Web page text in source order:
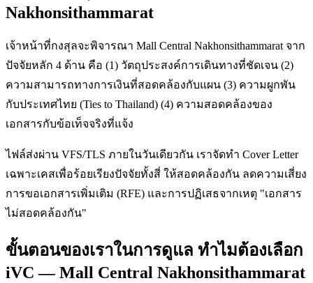
Nakhonsithammarat
เจ้าหน้าที่กงสุลจะพิจารณา Mall Central Nakhonsithammarat จาก
ปัจจัยหลัก 4 ด้าน คือ (1) วัตถุประสงค์การเดินทางที่ชัดเจน (2)
ความสามารถทางการเงินที่สอดคล้องกับแผน (3) ความผูกพัน
กับประเทศไทย (Ties to Thailand) (4) ความสอดคล้องของ
เอกสารกับข้อเท็จจริงที่แจ้ง
ไฟล์ส่งผ่าน VFS/TLS ภายในวันเดียวกัน เราจัดทำ Cover Letter
เฉพาะเคสเพื่อร้อยเรียงปัจจัยทั้งสี่ ให้สอดคล้องกัน ลดความเสี่ยง
การขอเอกสารเพิ่มเติม (RFE) และการปฏิเสธจากเหตุ "เอกสาร
ไม่สอดคล้องกัน"
ขั้นตอนของเราในการดูแล ทำไมต้องเลือก
iVC — Mall Central Nakhonsithammarat